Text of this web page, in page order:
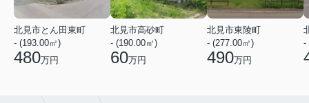
北見市とん田東町
- (193.00㎡)
480万円
北見市高砂町
- (190.00㎡)
60万円
北見市東陵町
- (277.00㎡)
490万円
-